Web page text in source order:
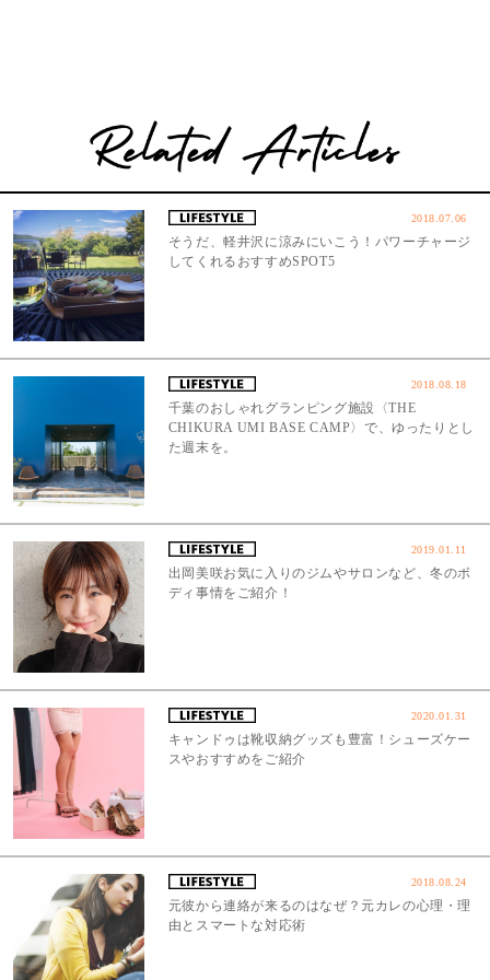
2018.07.06
そうだ、軽井沢に涼みにいこう！パワーチャージ
してくれるおすすめSPOT5
2018.08.18
千葉のおしゃれグランピング施設〈THE
CHIKURA UMI BASE CAMP〉で、ゆったりとし
た週末を。
2019.01.11
出岡美咲お気に入りのジムやサロンなど、冬のボ
ディ事情をご紹介！
2020.01.31
キャンドゥは靴収納グッズも豊富！シューズケー
スやおすすめをご紹介
2018.08.24
元彼から連絡が来るのはなぜ？元カレの心理・理
由とスマートな対応術